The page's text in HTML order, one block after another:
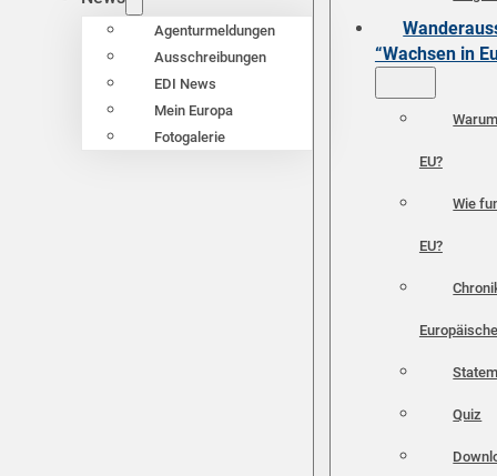
Agenturmeldungen
Ausschreibungen
EDI News
Mein Europa
Fotogalerie
“Wachsen in
EU?
Wie
EU?
Quiz